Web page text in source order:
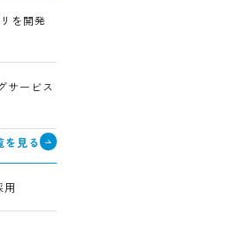
を開発
サービス
を見る
用